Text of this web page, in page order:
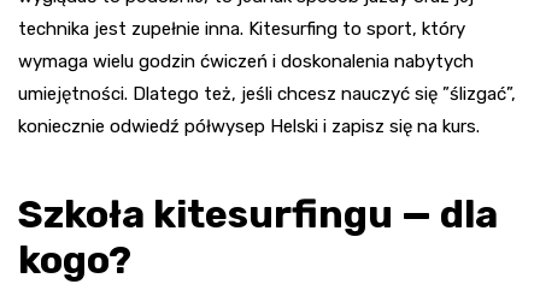
technika jest zupełnie inna. Kitesurfing to sport, który
wymaga wielu godzin ćwiczeń i doskonalenia nabytych
umiejętności. Dlatego też, jeśli chcesz nauczyć się ”ślizgać”,
koniecznie odwiedź półwysep Helski i zapisz się na kurs.
Szkoła kitesurfingu — dla
kogo?